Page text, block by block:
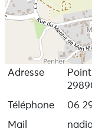
Adresse
Téléphone
06
Mail